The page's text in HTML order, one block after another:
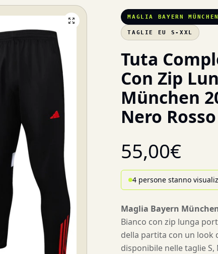
MAGLIA BAYERN
TAGLIE EU S-XXL
Tuta
Con Zip
München
Nero
55,00€
4 persone stanno
Maglia Bayern
Bianco con zip lunga
della partita con un look
disponibile nelle taglie S,